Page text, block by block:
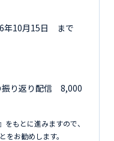
年10月15日 まで
振り返り配信 8,000
もとに進みますので、
をお勧めします。